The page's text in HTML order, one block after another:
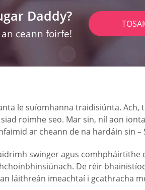
Daddy?
ceann foirfe!
le suíomhanna traidisiúnta.
roimhe seo. Mar sin, níl aon
ar cheann de na hardáin sin –
swinger agus
De réir
láithreán imeachtaí i gcathracha